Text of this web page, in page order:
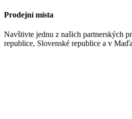
Prodejní místa
Navštivte jednu z našich partnerských
republice, Slovenské republice a v